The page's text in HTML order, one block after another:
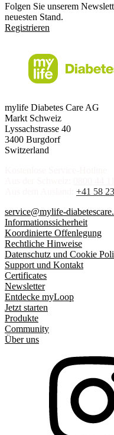
Folgen Sie unserem
neuesten Stand.
Registrieren
mylife Diabetes Care AG
Markt Schweiz
Lyssachstrasse 40
3400 Burgdorf
Switzerland
+41 58
service@mylife-
Informationssicherheit
Koordinierte Offenlegung
Rechtliche Hinweise
Datenschutz und Cookie
Support und Kontakt
Certificates
Newsletter
Entdecke myLoop
Jetzt starten
Produkte
Community
Über uns